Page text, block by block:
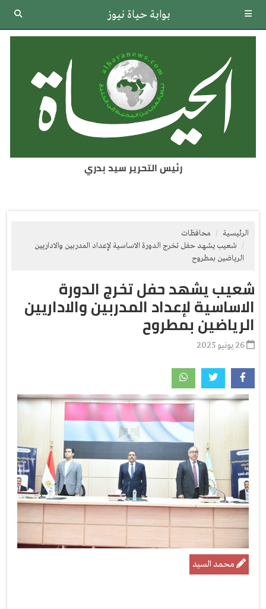
بوابة حياة نيوز
رئيس التحرير سيد بدري
الرئيسية
محافظات
شعيب يشهد حفل تخرج الدورة الاساسية لإعداد المدربين والاداريين
الرياضين بمطروح
شعيب يشهد حفل تخرج الدورة
الاساسية لإعداد المدربين والاداريين
الرياضين بمطروح
محمد السيد